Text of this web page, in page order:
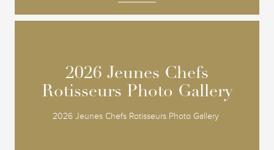
2026 Jeunes Chefs
Rotisseurs Photo Gallery
2026 Jeunes Chefs Rotisseurs Photo Gallery
2026 Jeunes Chefs
Rotisseurs Photo Gallery